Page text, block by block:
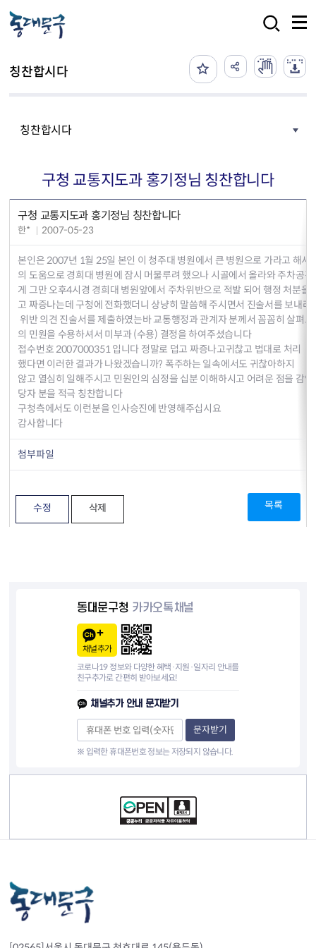
칭찬합시다
칭찬합시다
구청 교통지도과 홍기정님 칭찬합니다
구청 교통지도과 홍기정님 칭찬합니다
한* 2007-05-23
본인은 2007년 1월 25일 본인 이 청주대 병원에서 큰 병원으로 가라고 해서
의 도움으로 경희대 병원에 잠시 머물루려 했으나 시골에서 올라와 주차공
게 그만 오후4시경 경희대 병원앞에서 주차위반으로 적발 되어 행정 처분을
고 짜증나는데 구청에 전화했더니 상냥히 말씀해 주시면서 진술서를 보내라
위반 의견 진술서를 제출하였는바 교통행정과 관계자 분께서 꼼꼼히 살펴
의 민원을 수용하셔서 미부과 (수용) 결정을 하여주셨습니다
접수번호 2007000351 입니다 정말로 덥고 짜증나고귀찮고 법대로 처리
했다면 이러한 결과가 나왔겠습니까? 폭주하는 일속에서도 귀찮아하지
않고 열심히 일해주시고 민원인의 심정을 십분 이해하시고 어려운 점을 감
당자 분을 적극 칭찬합니다
구청측에서도 이런분을 인사승진에 반영해주십시요
감사합니다
첨부파일
수정 삭제 목록
동대문구청 카카오톡채널
채널추가
코로나19 정보와 다양한 혜택·지원·일자리 안내를
친구추가로 간편히 받아보세요!
채널추가 안내 문자받기
문자받기
※ 입력한 휴대폰번호 정보는 저장되지 않습니다.